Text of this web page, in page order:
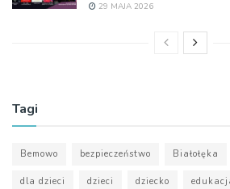
29 MAJA 2026
Tagi
Bemowo bezpieczeństwo Białołęka
dla dzieci dzieci dziecko